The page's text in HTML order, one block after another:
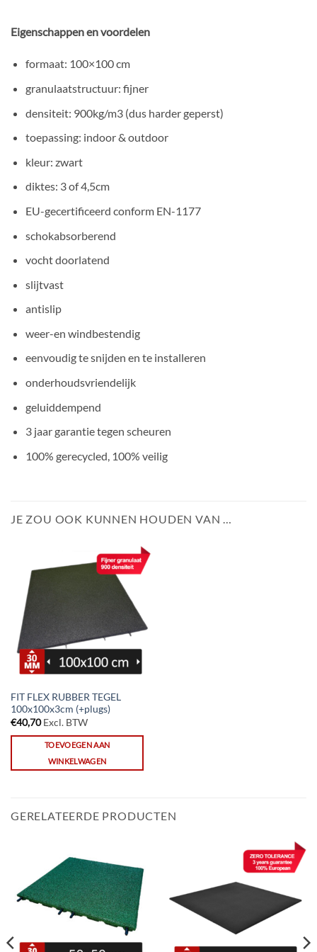
Eigenschappen en voordelen
formaat: 100×100 cm
granulaatstructuur: fijner
densiteit: 900kg/m3 (dus harder geperst)
toepassing: indoor & outdoor
kleur: zwart
diktes: 3 of 4,5cm
EU-gecertificeerd conform EN-1177
schokabsorberend
vocht doorlatend
slijtvast
antislip
weer-en windbestendig
eenvoudig te snijden en te installeren
onderhoudsvriendelijk
geluiddempend
3 jaar garantie tegen scheuren
100% gerecycled, 100% veilig
JE ZOU OOK KUNNEN HOUDEN VAN …
FIT FLEX RUBBER TEGEL
100x100x3cm (+plugs)
€40,70Excl. BTW
TOEVOEGEN AAN
WINKELWAGEN
GERELATEERDE PRODUCTEN